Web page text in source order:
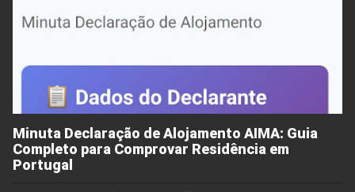
Minuta Declaração de Alojamento AIMA: Guia
Completo para Comprovar Residência em
Portugal